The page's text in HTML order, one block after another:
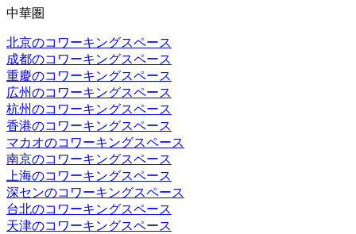
中華圏
北京のコワーキングスペース
成都のコワーキングスペース
重慶のコワーキングスペース
広州のコワーキングスペース
杭州のコワーキングスペース
香港のコワーキングスペース
マカオのコワーキングスペース
南京のコワーキングスペース
上海のコワーキングスペース
深センのコワーキングスペース
台北のコワーキングスペース
天津のコワーキングスペース